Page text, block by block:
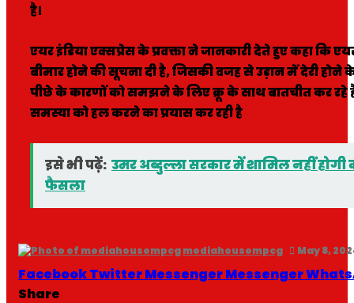
है।
एयर इंडिया एक्सप्रेस के प्रवक्ता ने जानकारी देते हुए कहा
बीमार होने की सूचना दी है, जिसकी वजह से उड़ान में देरी
पीछे के कारणों को समझने के लिए क्रू के साथ बातचीत कर रहे
समस्या को हल करने का प्रयास कर रही है
इसे भी पढ़ें: उमर अब्दुल्ला सरकार में शामिल नहीं
फैसला
mediahousempcg May 8,
FacebookTwitterMessengerMessenger
Share